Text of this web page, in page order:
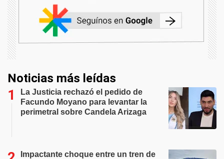
Noticias más leídas
La Justicia rechazó el pedido de
Facundo Moyano para levantar la
perimetral sobre Candela Arizaga
Impactante choque entre un tren de